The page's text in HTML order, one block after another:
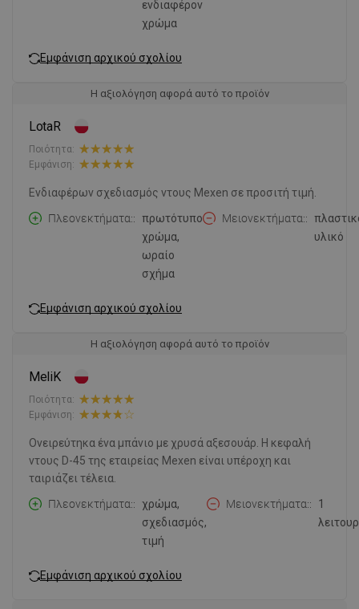
ενδιαφέρον
χρώμα
Εμφάνιση αρχικού σχολίου
Η αξιολόγηση αφορά αυτό το προϊόν
LotaR
Ποιότητα:
Εμφάνιση:
Ενδιαφέρων σχεδιασμός ντους Mexen σε προσιτή τιμή.
Πλεονεκτήματα:
πρωτότυπο
χρώμα,
ωραίο
σχήμα
Μειονεκτήματα:
υλικό
Εμφάνιση αρχικού σχολίου
Η αξιολόγηση αφορά αυτό το προϊόν
MeliK
Ποιότητα:
Εμφάνιση:
Ονειρεύτηκα ένα μπάνιο με χρυσά αξεσουάρ. Η κεφαλή
ντους D-45 της εταιρείας Mexen είναι υπέροχη και
ταιριάζει τέλεια.
Πλεονεκτήματα:
χρώμα,
σχεδιασμός,
τιμή
Μειονεκτήματα:
1
Εμφάνιση αρχικού σχολίου